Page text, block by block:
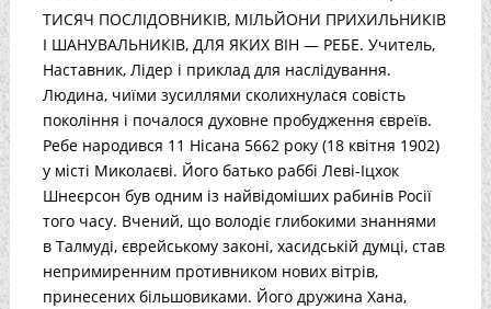
ТИСЯЧ ПОСЛІДОВНИКІВ, МІЛЬЙОНИ ПРИХИЛЬНИКІВ
І ШАНУВАЛЬНИКІВ, ДЛЯ ЯКИХ ВІН — РЕБЕ. Учитель,
Наставник, Лідер і приклад для наслідування.
Людина, чиїми зусиллями сколихнулася совість
покоління і почалося духовне пробудження євреїв.
Ребе народився 11 Нісана 5662 року (18 квітня 1902)
у місті Миколаєві. Його батько раббі Леві-Іцхок
Шнеєрсон був одним із найвідоміших рабинів Росії
того часу. Вчений, що володіє глибокими знаннями
в Талмуді, єврейському законі, хасидській думці, став
непримиренним противником нових вітрів,
принесених більшовиками. Його дружина Хана,